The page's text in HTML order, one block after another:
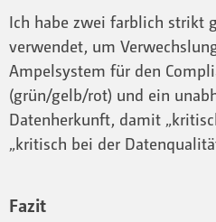
Ich habe zwei farblich strikt
verwendet, um
Ampelsystem für den
(grün/gelb/rot) und ein
Datenherkunft, damit
„kritisch bei der
Fazit